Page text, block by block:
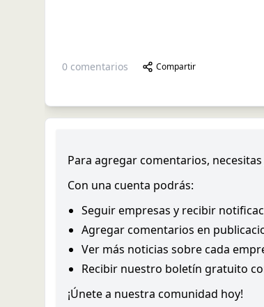
0 comentarios Compartir
Para agregar comentarios, necesitas
Con una cuenta podrás:
Seguir empresas y recibir
Agregar comentarios en
Ver más noticias sobre cada
Recibir nuestro boletín gratuito
¡Únete a nuestra comunidad hoy!